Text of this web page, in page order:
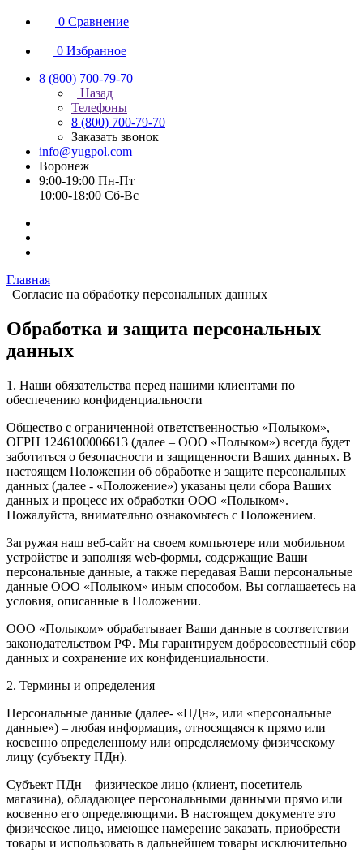
0 Сравнение
0 Избранное
8 (800) 700-79-70
Назад
Телефоны
8 (800) 700-79-70
Заказать звонок
info@yugpol.com
Воронеж
9:00-19:00 Пн-Пт
10:00-18:00 Cб-Вс
Главная
Согласие на обработку персональных данных
Обработка и защита персональных
данных
1. Наши обязательства перед нашими клиентами по
обеспечению конфиденциальности
Общество с ограниченной ответственностью «Полыком»,
ОГРН 1246100006613 (далее – ООО «Полыком») всегда будет
заботиться о безопасности и защищенности Ваших данных. В
настоящем Положении об обработке и защите персональных
данных (далее - «Положение») указаны цели сбора Ваших
данных и процесс их обработки ООО «Полыком».
Пожалуйста, внимательно ознакомьтесь с Положением.
Загружая наш веб-сайт на своем компьютере или мобильном
устройстве и заполняя web-формы, содержащие Ваши
персональные данные, а также передавая Ваши персональные
данные ООО «Полыком» иным способом, Вы соглашаетесь на
условия, описанные в Положении.
ООО «Полыком» обрабатывает Ваши данные в соответствии
законодательством РФ. Мы гарантируем добросовестный сбор
данных и сохранение их конфиденциальности.
2. Термины и определения
Персональные данные (далее- «ПДн», или «персональные
данные») – любая информация, относящаяся к прямо или
косвенно определенному или определяемому физическому
лицу (субъекту ПДн).
Субъект ПДн – физическое лицо (клиент, посетитель
магазина), обладающее персональными данными прямо или
косвенно его определяющими. В настоящем документе это
физическое лицо, имеющее намерение заказать, приобрести
товары и использовать в дальнейшем товары исключительно